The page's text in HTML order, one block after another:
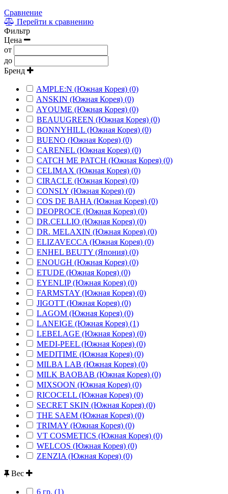
Сравнение
Перейти к сравнению
Фильтр
Цена
от
до
Бренд
AMPLE:N (Южная Корея) (0)
ANSKIN (Южная Корея) (0)
AYOUME (Южная Корея) (0)
BEAUUGREEN (Южная Корея) (0)
BONNYHILL (Южная Корея) (0)
BUENO (Южная Корея) (0)
CARENEL (Южная Корея) (0)
CATCH ME PATCH (Южная Корея) (0)
CELIMAX (Южная Корея) (0)
CIRACLE (Южная Корея) (0)
CONSLY (Южная Корея) (0)
COS DE BAHA (Южная Корея) (0)
DEOPROCE (Южная Корея) (0)
DR.CELLIO (Южная Корея) (0)
DR. MELAXIN (Южная Корея) (0)
ELIZAVECCA (Южная Корея) (0)
ENHEL BEUTY (Япония) (0)
ENOUGH (Южная Корея) (0)
ETUDE (Южная Корея) (0)
EYENLIP (Южная Корея) (0)
FARMSTAY (Южная Корея) (0)
JIGOTT (Южная Корея) (0)
LAGOM (Южная Корея) (0)
LANEIGE (Южная Корея) (1)
LEBELAGE (Южная Корея) (0)
MEDI-PEEL (Южная Корея) (0)
MEDITIME (Южная Корея) (0)
MILBA LAB (Южная Корея) (0)
MILK BAOBAB (Южная Корея) (0)
MIXSOON (Южная Корея) (0)
RICOCELL (Южная Корея) (0)
SECRET SKIN (Южная Корея) (0)
THE SAEM (Южная Корея) (0)
TRIMAY (Южная Корея) (0)
VT COSMETICS (Южная Корея) (0)
WELCOS (Южная Корея) (0)
ZENZIA (Южная Корея) (0)
Вес
6 гр. (1)